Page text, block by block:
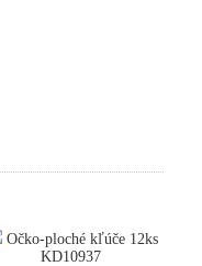
Očko-ploché kľúče 12ks
KD10937